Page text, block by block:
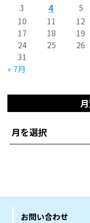
« 7月
3 4 5
10
11 12
17
18 19
24
25 26
31
お問い合わせ